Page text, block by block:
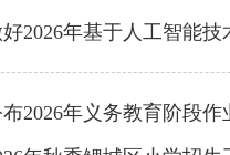
2026年基于人工智能
2026年义务教育阶段